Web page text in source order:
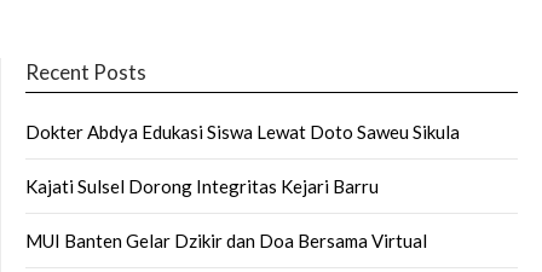
Recent Posts
Dokter Abdya Edukasi Siswa Lewat Doto Saweu Sikula
Kajati Sulsel Dorong Integritas Kejari Barru
MUI Banten Gelar Dzikir dan Doa Bersama Virtual